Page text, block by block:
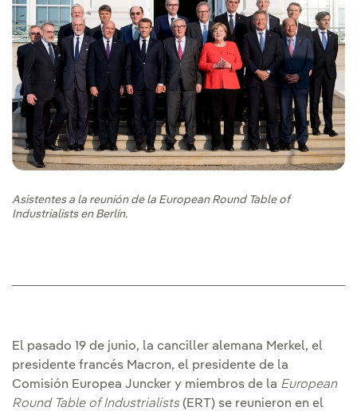
Asistentes a la reunión de la European Round Table of
Industrialists en Berlín.
El pasado 19 de junio, la canciller alemana Merkel, el
presidente francés Macron, el presidente de la
Comisión Europea Juncker y miembros de la European
Round Table of Industrialists(ERT) se reunieron en el